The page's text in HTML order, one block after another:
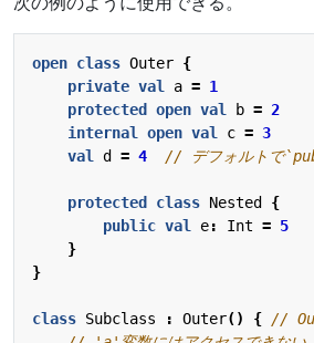
open class Outer {
private val a = 1
protected
open val b = 2
internal
open val c = 3
val
d = 4
protected class Nested
{
public val e: Int = 5
}
}
class Subclass : Outer()
{